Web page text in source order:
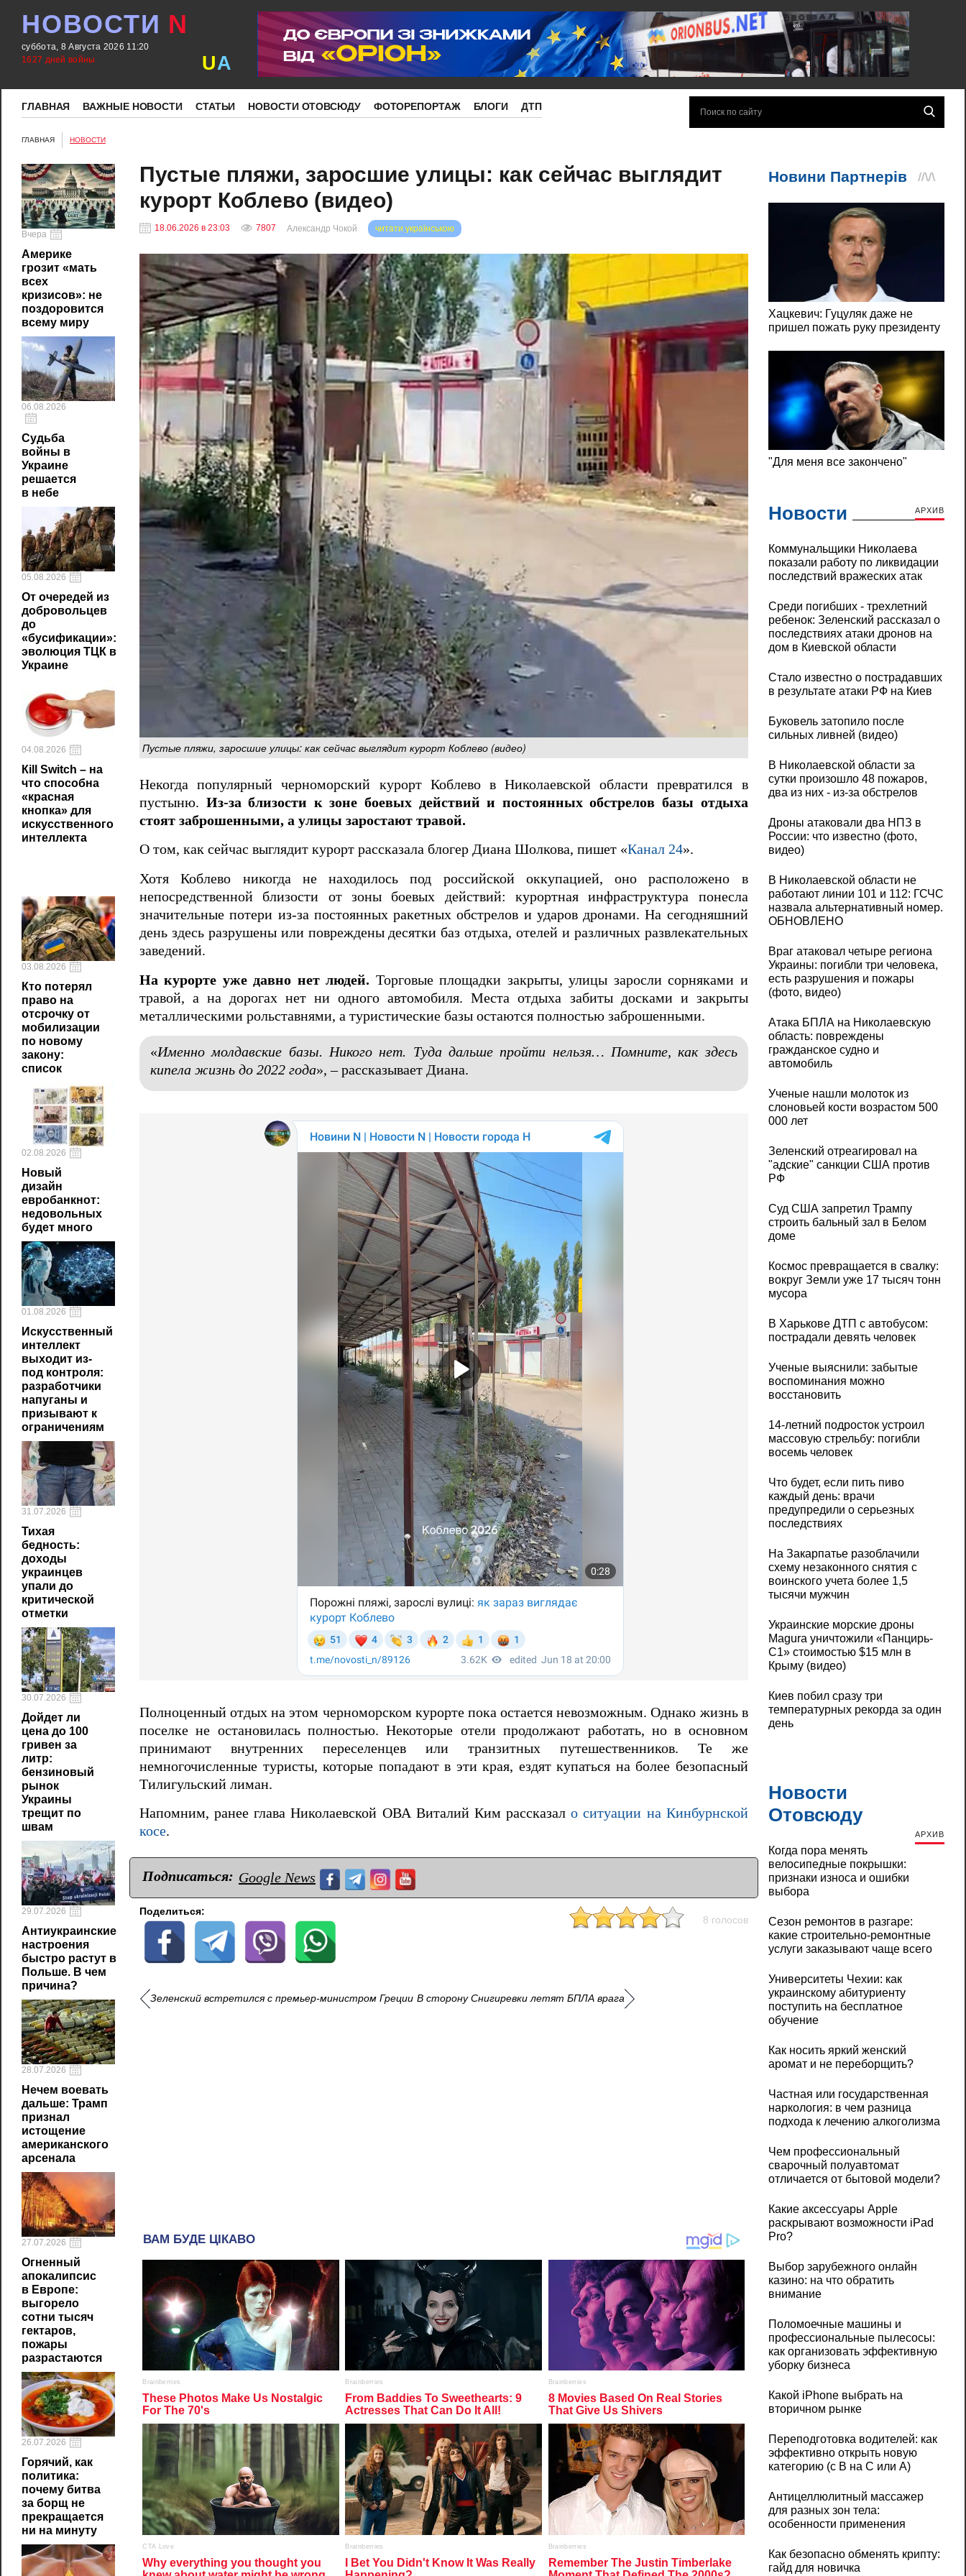
НОВОСТИ N
суббота, 8 Августа 2026 11:20
1627 дней войны
UA
ГЛАВНАЯ ВАЖНЫЕ НОВОСТИ СТАТЬИ НОВОСТИ ОТОВСЮДУ ФОТОРЕПОРТАЖ БЛОГИ ДТП
ГЛАВНАЯ НОВОСТИ
Вчера
Америке
грозит «мать
всех
кризисов»: не
поздоровится
всему миру
06.08.2026
Судьба
войны в
Украине
решается
в небе
05.08.2026
От очередей из
добровольцев
до
«бусификации»:
эволюция ТЦК в
Украине
04.08.2026
Кill Switch – на
что способна
«красная
кнопка» для
искусственного
интеллекта
03.08.2026
Кто потерял
право на
отсрочку от
мобилизации
по новому
закону:
список
02.08.2026
Новый
дизайн
евробанкнот:
недовольных
будет много
01.08.2026
Искусственный
интеллект
выходит из-
под контроля:
разработчики
напуганы и
призывают к
ограничениям
31.07.2026
Тихая
бедность:
доходы
украинцев
упали до
критической
отметки
30.07.2026
Дойдет ли
цена до 100
гривен за
литр:
бензиновый
рынок
Украины
трещит по
швам
29.07.2026
Антиукраинские
настроения
быстро растут в
Польше. В чем
причина?
28.07.2026
Нечем воевать
дальше: Трамп
признал
истощение
американского
арсенала
27.07.2026
Огненный
апокалипсис
в Европе:
выгорело
сотни тысяч
гектаров,
пожары
разрастаются
26.07.2026
Горячий, как
политика:
почему битва
за борщ не
прекращается
ни на минуту
Пустые пляжи, заросшие улицы: как сейчас выглядит
курорт Коблево (видео)
18.06.2026 в 23:03 7807 читати українською
Александр Чокой
Пустые пляжи, заросшие улицы: как сейчас выглядит курорт Коблево (видео)
Некогда популярный черноморский курорт Коблево в Николаевской области превратился в
пустыню. Из-за близости к зоне боевых действий и постоянных обстрелов базы отдыха
стоят заброшенными, а улицы заростают травой.
О том, как сейчас выглядит курорт рассказала блогер Диана Шолкова, пишет «Канал 24».
Хотя Коблево никогда не находилось под российской оккупацией, оно расположено в
непосредственной близости от зоны боевых действий: курортная инфраструктура понесла
значительные потери из-за постоянных ракетных обстрелов и ударов дронами. На сегодняшний
день здесь разрушены или повреждены десятки баз отдыха, отелей и различных развлекательных
заведений.
На курорте уже давно нет людей. Торговые площадки закрыты, улицы заросли сорняками и
травой, а на дорогах нет ни одного автомобиля. Места отдыха забиты досками и закрыты
металлическими рольставнями, а туристические базы остаются полностью заброшенными.
«Именно молдавские базы. Никого нет. Туда дальше пройти нельзя… Помните, как здесь
кипела жизнь до 2022 года», – рассказывает Диана.
Полноценный отдых на этом черноморском курорте пока остается невозможным. Однако жизнь в
поселке не остановилась полностью. Некоторые отели продолжают работать, но в основном
принимают внутренних переселенцев или транзитных путешественников. Те же
немногочисленные туристы, которые попадают в эти края, ездят купаться на более безопасный
Тилигульский лиман.
Напомним, ранее глава Николаевской ОВА Виталий Ким рассказало ситуации на Кинбурнской
косе.
Подписаться: Google News
Поделиться:
8 голосов
Зеленский встретился с премьер-министром Греции В сторону Снигиревки летят БПЛА врага
Новости АРХИВ
Коммунальщики Николаева
показали работу по ликвидации
последствий вражеских атак
Среди погибших - трехлетний
ребенок: Зеленский рассказал о
последствиях атаки дронов на
дом в Киевской области
Стало известно о пострадавших
в результате атаки РФ на Киев
Буковель затопило после
сильных ливней (видео)
В Николаевской области за
сутки произошло 48 пожаров,
два из них - из-за обстрелов
Дроны атаковали два НПЗ в
России: что известно (фото,
видео)
В Николаевской области не
работают линии 101 и 112: ГСЧС
назвала альтернативный номер.
ОБНОВЛЕНО
Враг атаковал четыре региона
Украины: погибли три человека,
есть разрушения и пожары
(фото, видео)
Атака БПЛА на Николаевскую
область: повреждены
гражданское судно и
автомобиль
Ученые нашли молоток из
слоновьей кости возрастом 500
000 лет
Зеленский отреагировал на
"адские" санкции США против
РФ
Суд США запретил Трампу
строить бальный зал в Белом
доме
Космос превращается в свалку:
вокруг Земли уже 17 тысяч тонн
мусора
В Харькове ДТП с автобусом:
пострадали девять человек
Ученые выяснили: забытые
воспоминания можно
восстановить
14-летний подросток устроил
массовую стрельбу: погибли
восемь человек
Что будет, если пить пиво
каждый день: врачи
предупредили о серьезных
последствиях
На Закарпатье разоблачили
схему незаконного снятия с
воинского учета более 1,5
тысячи мужчин
Украинские морские дроны
Magura уничтожили «Панцирь-
С1» стоимостью $15 млн в
Крыму (видео)
Киев побил сразу три
температурных рекорда за один
день
Новости
Отовсюду
АРХИВ
Когда пора менять
велосипедные покрышки:
признаки износа и ошибки
выбора
Сезон ремонтов в разгаре:
какие строительно-ремонтные
услуги заказывают чаще всего
Университеты Чехии: как
украинскому абитуриенту
поступить на бесплатное
обучение
Как носить яркий женский
аромат и не переборщить?
Частная или государственная
наркология: в чем разница
подхода к лечению алкоголизма
Чем профессиональный
сварочный полуавтомат
отличается от бытовой модели?
Какие аксессуары Apple
раскрывают возможности iPad
Pro?
Выбор зарубежного онлайн
казино: на что обратить
внимание
Поломоечные машины и
профессиональные пылесосы:
как организовать эффективную
уборку бизнеса
Какой iPhone выбрать на
вторичном рынке
Переподготовка водителей: как
эффективно открыть новую
категорию (с B на C или А)
Антицеллюлитный массажер
для разных зон тела:
особенности применения
Как безопасно обменять крипту:
гайд для новичка